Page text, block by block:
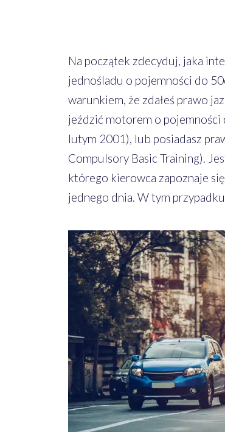
Na początek zdecyduj, jaka
jednośladu o pojemności do
warunkiem, że zdałeś prawo
jeździć motorem o pojemności
lutym 2001), lub posiadasz
Compulsory Basic Training).
którego kierowca zapoznaje
jednego dnia. W tym